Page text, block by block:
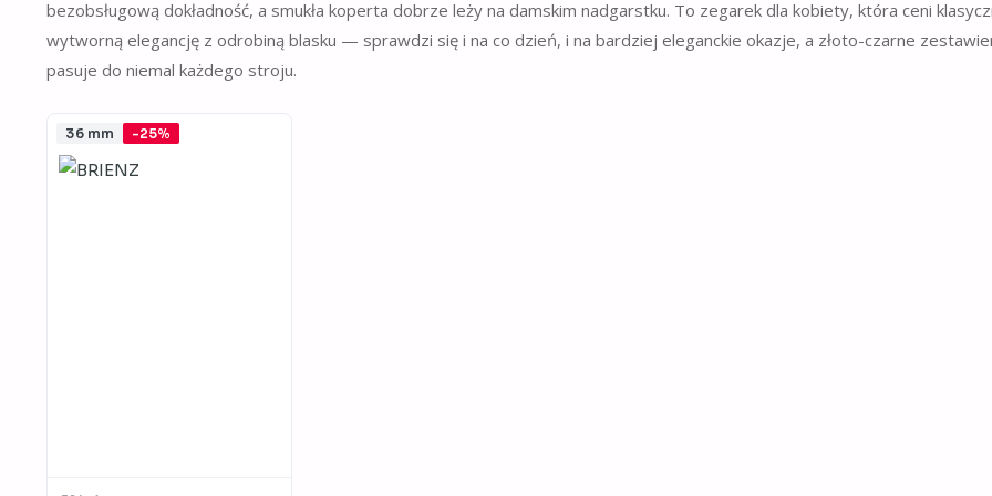
bezobsługową dokładność, a smukła koperta dobrze leży na damskim nadgarstku. To zegarek dla kobiety, która ceni
wytworną elegancję z odrobiną blasku — sprawdzi się i na co dzień, i na bardziej eleganckie okazje, a złoto-czarne
pasuje do niemal każdego stroju.
36 mm -25%